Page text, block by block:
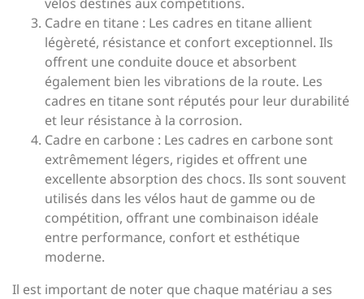
Cadre en titane : Les cadres en titane allient
légèreté, résistance et confort exceptionnel. Ils
offrent une conduite douce et absorbent
également bien les vibrations de la route. Les
cadres en titane sont réputés pour leur durabilité
et leur résistance à la corrosion.
Cadre en carbone : Les cadres en carbone sont
extrêmement légers, rigides et offrent une
excellente absorption des chocs. Ils sont souvent
utilisés dans les vélos haut de gamme ou de
compétition, offrant une combinaison idéale
entre performance, confort et esthétique
moderne.
Il est important de noter que chaque matériau a ses